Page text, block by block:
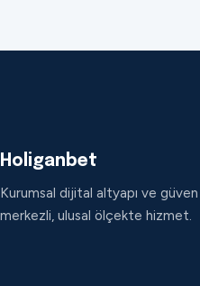
Holiganbet
Kurumsal dijital altyapı ve güven
merkezli, ulusal ölçekte hizmet.